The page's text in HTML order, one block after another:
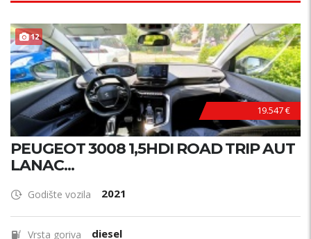
12
19.547 €
PEUGEOT 3008 1,5HDI ROAD TRIP AUT
LANAC...
Godište vozila 2021
Vrsta goriva diesel